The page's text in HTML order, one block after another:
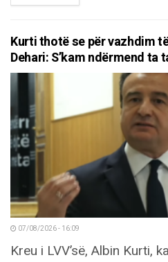
Kurti thotë se për vazhdim
Dehari: S’kam ndërmend ta
07/08/2026 - 16:09
Kreu i LVV’së, Albin Kurti,